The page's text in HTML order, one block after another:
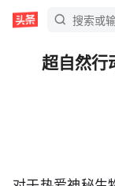
超自然行